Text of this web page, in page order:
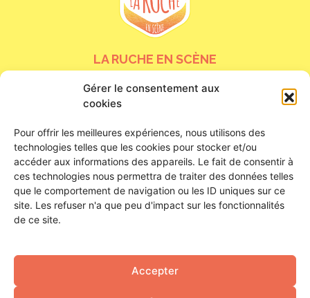
Gérer le consentement aux
cookies
Pour offrir les meilleures expériences, nous utilisons des
technologies telles que les cookies pour stocker et/ou
accéder aux informations des appareils. Le fait de consentir à
ces technologies nous permettra de traiter des données telles
que le comportement de navigation ou les ID uniques sur ce
site. Les refuser n'a que peu d'impact sur les fonctionnalités
de ce site.
Accepter
LA RUCHE EN SCÈNE
24 bis rue de la Tour Neuve
45000 Orléans
HORAIRES D’OUVERTURE
Du lundi au samedi
De 16h à 23h